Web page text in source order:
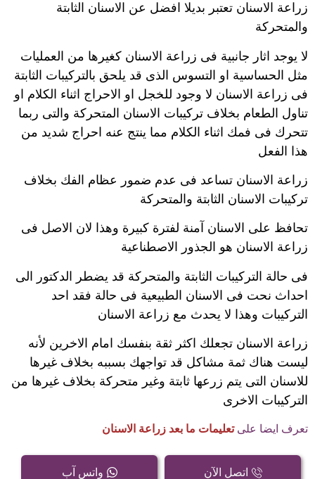
زراعة الاسنان تعتبر بديلا افضل عن الاسنان الثابتة
والمتحركة
لا يوجد اثار جانبية فى زراعة الاسنان كغيرها من العمليات
مثل الحساسية او التسوس الذى قد يلحق بالتركيبات الثابتة
فى زراعة الاسنان لا وجود للخجل او الاحراج اثناء الكلام او
تناول الطعام بخلاف تركيبات الاسنان المتحركة والتى ربما
تتحرك فى فمك اثناء الكلام مما ينتج عنه احراج شديد من
هذا الفعل
زراعة الاسنان تساعد فى عدم ضمور عظام الفك بخلاف
تركيبات الاسنان الثابتة والمتحركة
تحافظ على الاسنان آمنة لفترة كبيرة وهذا لان الاصل فى
زراعة الاسنان هو الجذور الاصطناعية
فى حالة التركيبات الثابتة والمتحركة قد يضطر الدكتور الى
احداث نحت فى الاسنان الطبيعية فى حالة فقد احد
التركيبات وهذا لا يحدث مع زراعة الاسنان
زراعة الاسنان تجعلك اكثر ثقة بنفسك امام الاخرين لأنه
ليست هناك ثمة مشاكل قد تواجهك بسببه بخلاف غيرها
للاسنان التى يتم زرعها ثابتة وغير متحركة بخلاف غيرها من
التركيبات الاخرى
تعرف ايضا علىتعليمات ما بعد زراعة الاسنان
اتصل الآن واتس آب